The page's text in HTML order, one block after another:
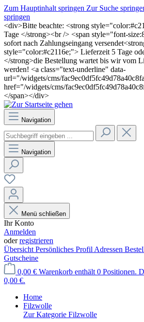
Zum Hauptinhalt springen Zur Suche
springen
<div>Bitte beachte: <strong
Tage </strong><br /> <span style="font-
sofort nach Zahlungseingang
style="color:#c2116e;"> Lieferzeit 5 Tage
</strong>die Bestellung wartet bis wir vom
werden! <a class="text-underline" data-
url="/widgets/cms/
href="/widgets/cms/
</span></div>
Navigation
Navigation
Menü schließen
Ihr Konto
Anmelden
oderregistrieren
Übersicht Persönliches Profil Adressen
Gutscheine
0,00 € Warenkorb enthält 0 Positionen.
0,00 €.
Home
Filzwolle
Zur Kategorie Filzwolle